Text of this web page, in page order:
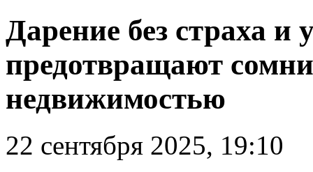
Дарение без страха и
предотвращают
недвижимостью
22 сентября 2025, 19:10